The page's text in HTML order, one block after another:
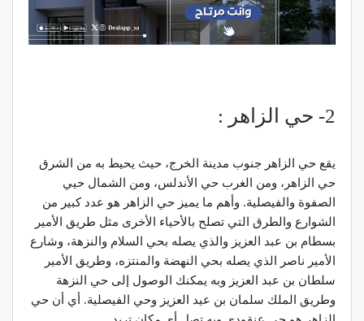
2- حي الزاهر :
يقع حي الزاهر جنوب مدينة الخرج، حيث يحيط به من الشرق
حي الزاهر، ومن الغرب حي الأندلس، ومن الشمال حيي
الصفوة والفيصلية. وأهم ما يميز حي الزاهر هو عدد كبير من
الشوارع والطرق التي تصلح بالأحياء الأخرى مثل طريق الأمير
بسطام بن عبد العزيز والذي يصله بحي السلام والنزهة، وشارع
الأمير ناصر الذي يصله بحي النهضة والمنتزه، وطريق الأمير
سلطان بن عبد العزيز وبه يمكنك الوصول إلى حي النزهة
وطريق الملك سلمان بن عيد العزيز وحي الفيصلية. أي أن حي